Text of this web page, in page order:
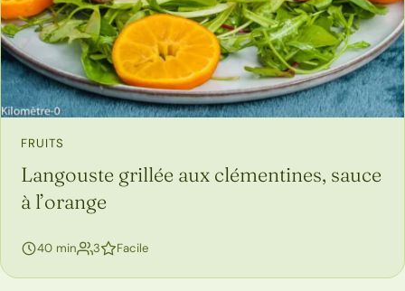
FRUITS
Langouste grillée aux clémentines, sauce
à l’orange
40 min 3personnes
Facile